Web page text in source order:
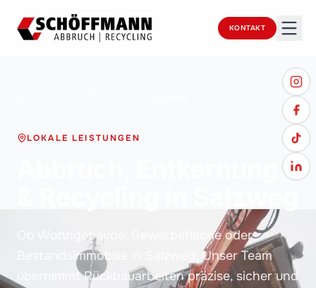
KONTAKT
LOKALE LEISTUNGEN
Ob Wohngebäude, Gewerbefläche oder
Bestandsimmobilie in Salzweg: Unser Team
übernimmt Rückbauarbeiten präzise, sicher und